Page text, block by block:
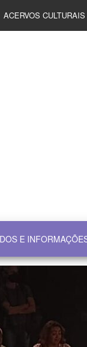
ACERVOS CULTURAIS
E